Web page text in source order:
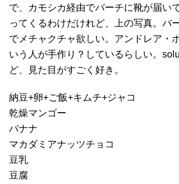
で、カモシカ経由でバーチに靴が届い
ってくるわけだけれど、上の写真。バ
でメチャクチャ欲しい。アンドレア・
いう人が手作り？しているらしい。
ど、見た目がすごく好き。
納豆+卵+ご飯+キムチ+ジャコ
乾燥マンゴー
バナナ
マカダミアナッツチョコ
豆乳
豆腐